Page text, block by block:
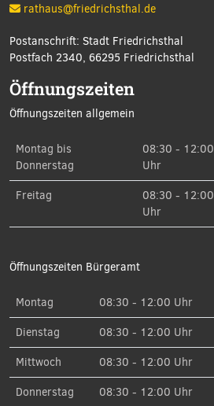
rathaus@friedrichsthal.de
Postanschrift: Stadt Friedrichsthal
Postfach 2340, 66295 Friedrichsthal
Öffnungszeiten
Öffnungszeiten allgemein
Montag bis
Donnerstag
08:30 - 12:00
Uhr
Freitag
08:30 - 12:00
Uhr
Öffnungszeiten Bürgeramt
Montag 08:30 - 12:00 Uhr
Dienstag
08:30 - 12:00 Uhr
Mittwoch
08:30 - 12:00 Uhr
Donnerstag
08:30 - 12:00 Uhr